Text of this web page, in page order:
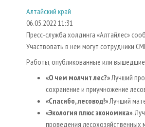
Алтайский край
06.05.2022 11:31
Пресс-служба холдинга «Алтайлес»
Участвовать в нем могут сотрудники
Работы, опубликованные или вышедшие
«О чем молчит лес?»Лучший
сохранение и приумножение
«Спасибо, лесовод!»Лучший
«Экология плюс экономика».
проведения лесохозяйственных